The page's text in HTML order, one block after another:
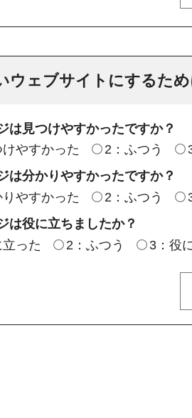
ウェブサイトにするた
は見つけやすかったですか？
やすかった
2：ふつう
は分かりやすかったですか？
やすかった
2：ふつう
は役に立ちましたか？
った
2：ふつう 3：役